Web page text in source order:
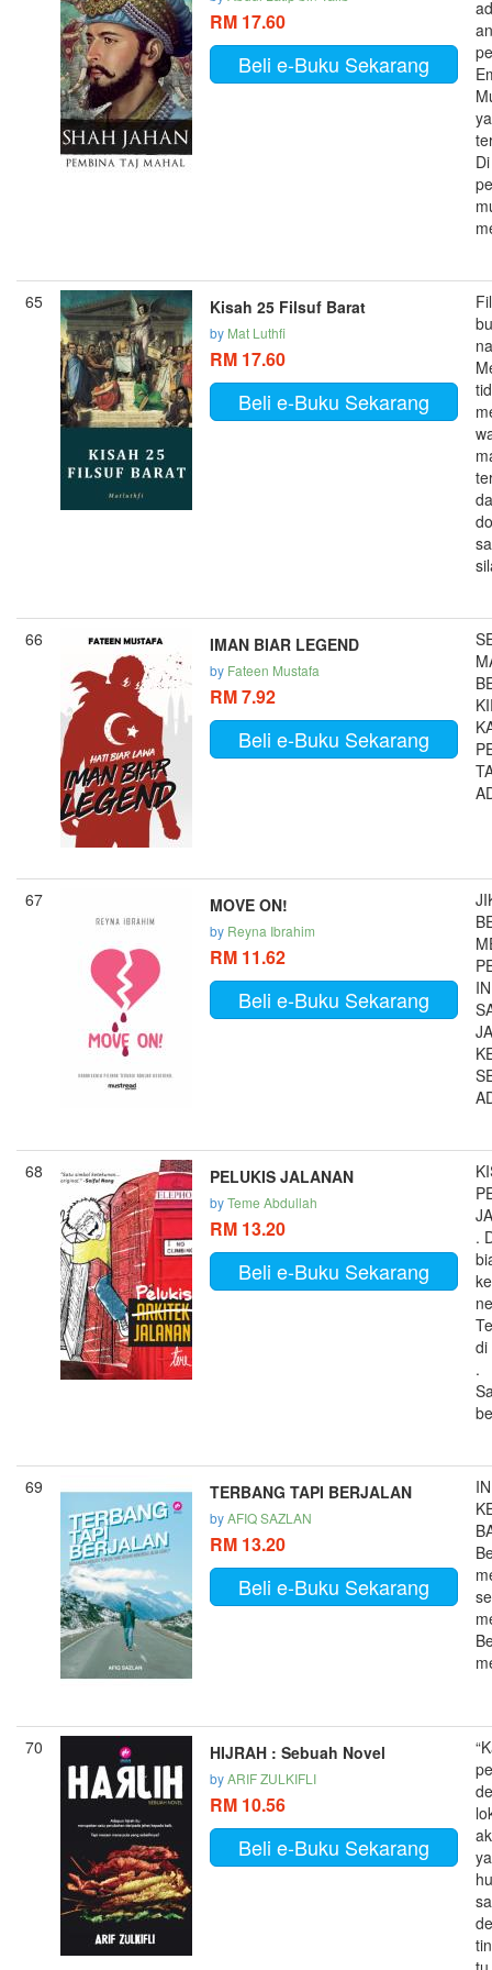
RM 17.60
Beli e-Buku Sekarang
65 Kisah 25 Filsuf Barat
by Mat Luthfi
RM 17.60
Beli e-Buku Sekarang
66 IMAN BIAR LEGEND
by Fateen Mustafa
RM 7.92
Beli e-Buku Sekarang
67 MOVE ON!
by Reyna Ibrahim
RM 11.62
Beli e-Buku Sekarang
68 PELUKIS JALANAN
byTeme Abdullah
RM 13.20
Beli e-Buku Sekarang
.
di
.
69 TERBANG TAPI BERJALAN
byAFIQ SAZLAN
RM 13.20
Beli e-Buku Sekarang
70 HIJRAH : Sebuah Novel
byARIF ZULKIFLI
RM 10.56
Beli e-Buku Sekarang